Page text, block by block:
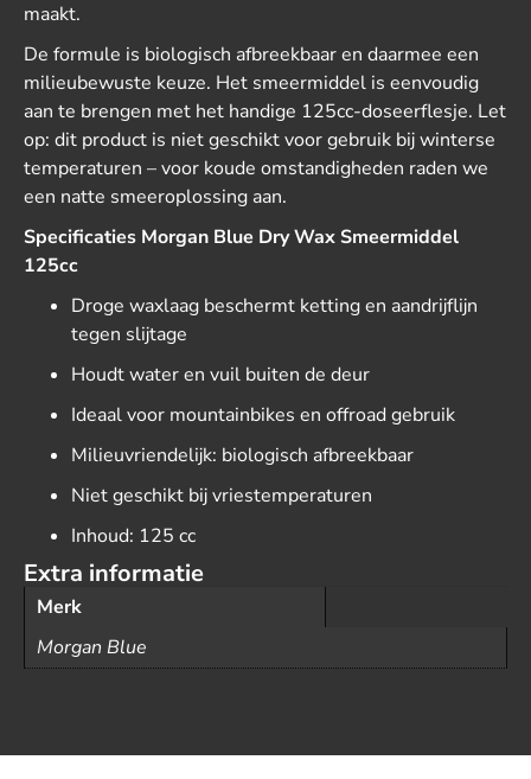
maakt.
De formule is biologisch afbreekbaar en daarmee een
milieubewuste keuze. Het smeermiddel is eenvoudig
aan te brengen met het handige 125cc-doseerflesje. Let
op: dit product is niet geschikt voor gebruik bij winterse
temperaturen – voor koude omstandigheden raden we
een natte smeeroplossing aan.
Specificaties Morgan Blue Dry Wax Smeermiddel
125cc
Droge waxlaag beschermt ketting en aandrijflijn
tegen slijtage
Houdt water en vuil buiten de deur
Ideaal voor mountainbikes en offroad gebruik
Milieuvriendelijk: biologisch afbreekbaar
Niet geschikt bij vriestemperaturen
Inhoud: 125 cc
Extra informatie
Merk
Morgan Blue